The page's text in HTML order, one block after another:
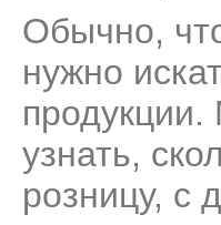
Обычно,
нужно
узнать,
розницу, с